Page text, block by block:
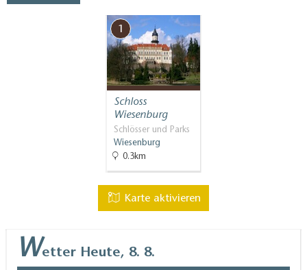
1
Schloss
Wiesenburg
Schlösser und Parks
Wiesenburg
0.3km
Karte aktivieren
Wetter Heute, 8. 8.